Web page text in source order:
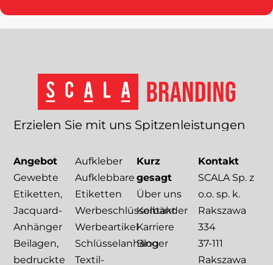
Angebot
Gewebte
Etiketten,
Jacquard-
Anhänger
Beilagen,
bedruckte
Aufkleber
Aufklebbare
Etiketten
Werbeschlüsselbänder
Werbeartikel
Schlüsselanhänger
Textil-
Kurz
gesagt
Über uns
Kontakt
Karriere
Blog
Kontakt
SCALA Sp. z
o.o. sp. k.
Rakszawa
334
37-111
Rakszawa
Erzielen Sie mit uns Spitzenleistungen